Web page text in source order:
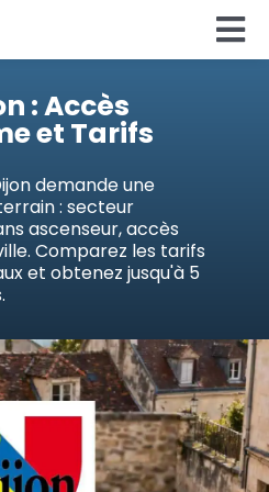
Services
Search
for:
: Accès
et Tarifs
demande une
: secteur
ascenseur, accès
Comparez les tarifs
et obtenez jusqu'à 5